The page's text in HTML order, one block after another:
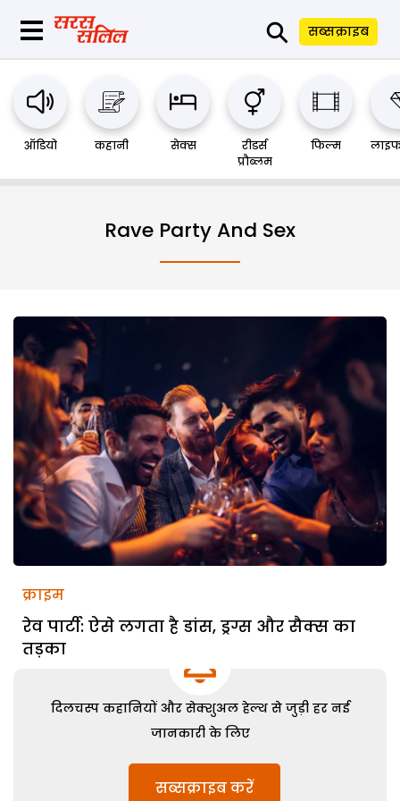
⚲ सब्सक्राइब
ऑडियो कहानी सेक्स
रीडर्स
प्रौब्लम
फिल्म
Rave Party And Sex
क्राइम
रेव पार्टी: ऐसे लगता है डांस, ड्रग्स और सैक्स का
तड़का
दिलचस्प कहानियों और सेक्शुअल हेल्थ से जुड़ी हर नई
जानकारी के लिए
सब्सक्राइब करें